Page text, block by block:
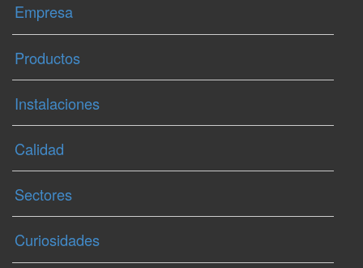
Empresa
Productos
Instalaciones
Calidad
Sectores
Curiosidades